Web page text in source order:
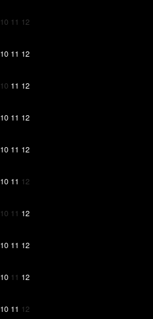
10 11 12
10 11 12
10 11 12
10 11 12
10 11 12
10 11 12
10 11 12
10 11 12
10 11 12
10 11 12